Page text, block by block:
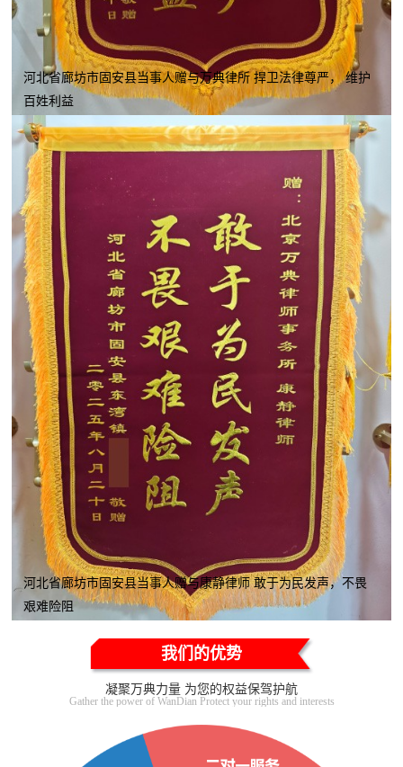
河北省廊坊市固安县当事人赠与万典律所 捍卫法律尊严， 维护
百姓利益
河北省廊坊市固安县当事人赠与康静律师 敢于为民发声，不畏
艰难险阻
我们的优势
凝聚万典力量 为您的权益保驾护航
Gather the power of WanDian Protect your rights and interests